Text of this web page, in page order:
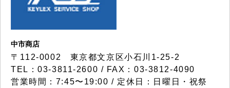
中市商店
〒112-0002 東京都文京区小石川1-25-2
TEL：03-3811-2600 / FAX：03-3812-4090
営業時間：7:45〜19:00 / 定休日：日曜日・祝祭